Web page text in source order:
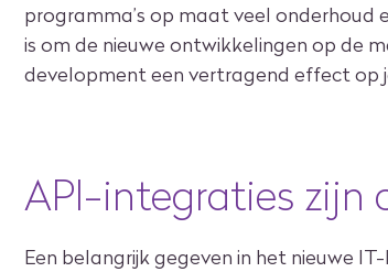
programma’s op maat veel
is om de nieuwe ontwikkelingen op de
development een vertragend effect op
API-integraties zijn
Een belangrijk gegeven in het nieuwe